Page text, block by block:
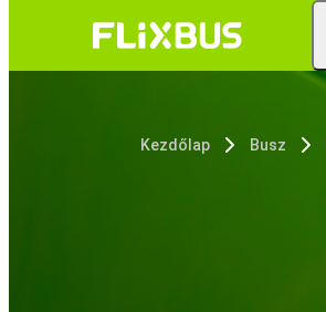
Kezdőlap Busz